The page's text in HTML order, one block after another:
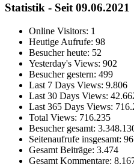
Statistik - Seit 09.06.2021
Online Visitors: 1
Heutige Aufrufe: 98
Besucher heute: 52
Yesterday's Views: 902
Besucher gestern: 499
Last 7 Days Views: 9.806
Last 30 Days Views:
Last 365 Days Views:
Total Views: 716.235
Besucher gesamt:
Seitenaufrufe insgesamt: 96
Gesamt Beiträge: 3.474
Gesamt Kommentare: